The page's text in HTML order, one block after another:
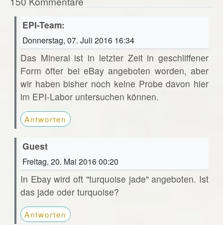
EPI-Team:
Donnerstag, 07. Juli 2016 16:34
Das Mineral ist in letzter Zeit in geschliffener
Form öfter bei eBay angeboten worden, aber
wir haben bisher noch keine Probe davon hier
im EPI-Labor untersuchen können.
Antworten
Guest
Freitag, 20. Mai 2016 00:20
In Ebay wird oft "turquoise jade" angeboten. Ist
das jade oder turquoise?
Antworten